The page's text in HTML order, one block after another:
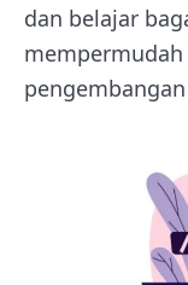
dan belajar